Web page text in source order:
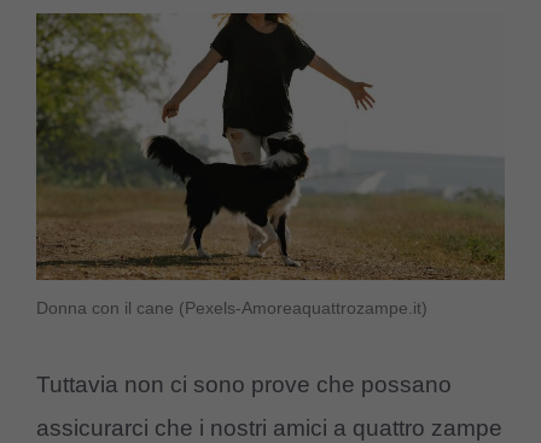
Donna con il cane (Pexels-Amoreaquattrozampe.it)
Tuttavia non ci sono prove che possano
assicurarci che i nostri amici a quattro zampe